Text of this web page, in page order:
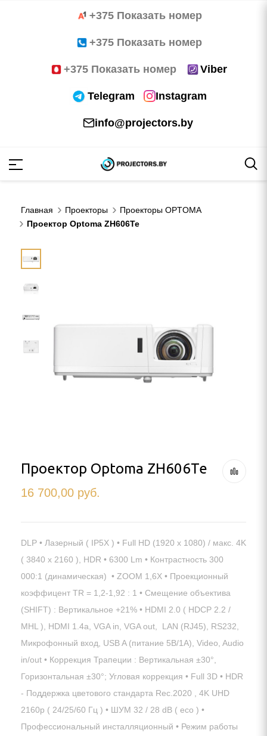
+375 Показать номер
+375 Показать номер
+375 Показать номер Viber
Telegram Instagram
info@projectors.by
для панелей
для панелей
Главная Проекторы
Проекторы OPTOMA
Проектор Optoma ZH606Te
Проектор Optoma ZH606Te
16 700,00 руб.
DLP • Лазерный ( IP5X ) • Full HD (1920 x 1080) / макс. 4K
( 3840 x 2160 ), HDR • 6300 Lm • Контрастность 300
000:1 (динамическая) • ZOOM 1,6X • Проекционный
коэффицент TR = 1,2-1,92 : 1 • Смещение объектива
(SHIFT) : Вертикальное +21% • HDMI 2.0 ( HDCP 2.2 /
MHL ), HDMI 1.4a, VGA in, VGA out, LAN (RJ45), RS232,
Микрофонный вход, USB A (питание 5В/1A), Video, Audio
in/out • Коррекция Трапеции : Вертикальная ±30°,
Горизонтальная ±30°; Угловая коррекция • Full 3D • HDR
- Поддержка цветового стандарта Rec.2020 , 4K UHD
2160p ( 24/25/60 Гц ) • ШУМ 32 / 28 dB ( eco ) •
Профессиональный инсталляционный • Режим работы